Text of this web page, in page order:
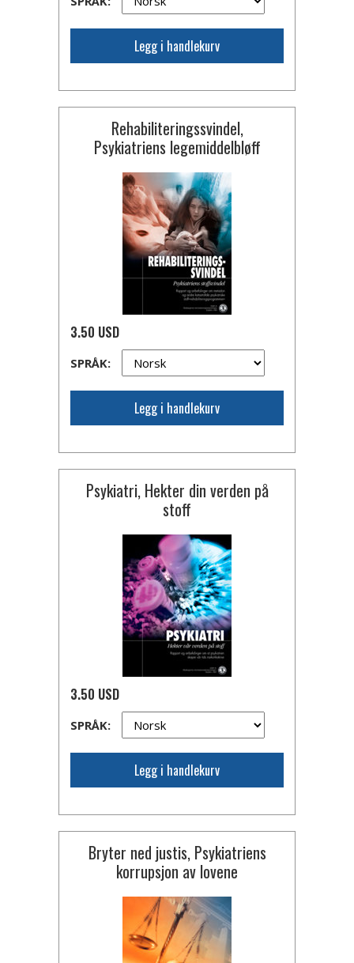
Legg i handlekurv
Rehabiliteringssvindel,
Psykiatriens legemiddelbløff
3.50 USD
SPRÅK:
Legg i handlekurv
Psykiatri, Hekter din verden på
stoff
3.50 USD
SPRÅK:
Legg i handlekurv
Bryter ned justis, Psykiatriens
korrupsjon av lovene